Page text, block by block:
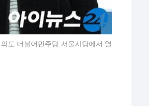
도 더불어민주당 서울시당에서 열